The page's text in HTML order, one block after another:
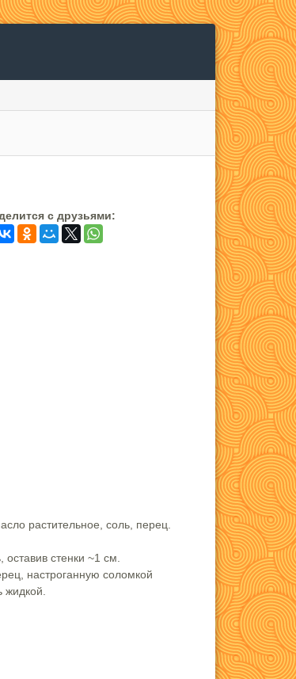
c друзьями:
растительное, соль, перец.
стенки ~1 см.
настроганную соломкой